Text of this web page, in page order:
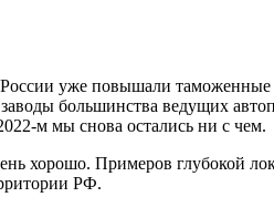
уже повышали
большинства ведущих
м мы снова остались ни с чем.
хорошо. Примеров глубокой
РФ.